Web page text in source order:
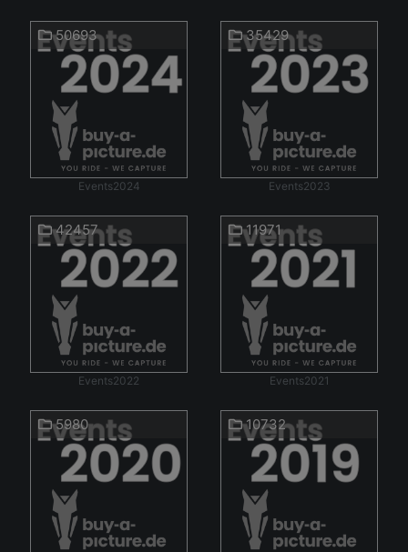
50693
Events2024
35429
Events2023
42457
Events2022
11971
Events2021
5980 10732